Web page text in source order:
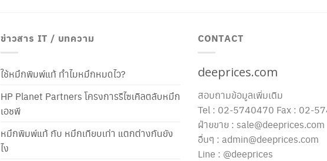
ข่าวสาร IT / บทความ
ใช้หมึกพิมพ์แท้ ทำไมหมึกหมดไว?
HP Planet Partners โครงการรีไซเคิลตลับหมึก
เอชพี
หมึกพิมพ์แท้ กับ หมึกเทียบเท่า แตกต่างกันยัง
ไง
CONTACT
deeprices.com
สอบถามข้อมูลเพิ่มเติม
Tel : 02-5740470 Fax : 02-
ฝ่ายขาย : sale@deeprices.com
อื่นๆ : admin@deeprices.com
Line : @deeprices